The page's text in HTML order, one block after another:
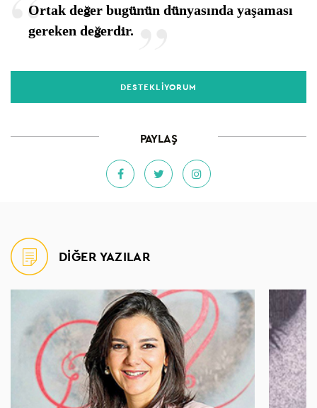
Ortak değer bugünün dünyasında yaşaması
gereken değerdir.
DESTEKLİYORUM
PAYLAŞ
DİĞER YAZILAR